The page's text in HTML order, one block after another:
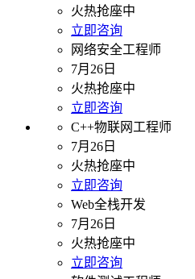
火热抢座中
立即咨询
网络安全工程师
7月26日
火热抢座中
立即咨询
C++物联网工程师
7月26日
火热抢座中
立即咨询
Web全栈开发
7月26日
火热抢座中
立即咨询